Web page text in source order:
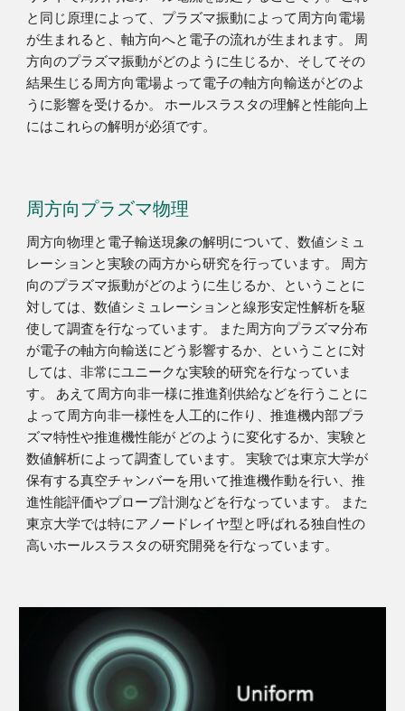
と同じ原理によって、プラズマ振動によって周方向電場
が生まれると、軸方向へと電子の流れが生まれます。 周
方向のプラズマ振動がどのように生じるか、そしてその
結果生じる周方向電場よって電子の軸方向輸送がどのよ
うに影響を受けるか。 ホールスラスタの理解と性能向上
にはこれらの解明が必須です。
周方向プラズマ物理
周方向物理と電子輸送現象の解明について、数値シミュ
レーションと実験の両方から研究を行っています。 周方
向のプラズマ振動がどのように生じるか、ということに
対しては、数値シミュレーションと線形安定性解析を駆
使して調査を行なっています。 また周方向プラズマ分布
が電子の軸方向輸送にどう影響するか、ということに対
しては、非常にユニークな実験的研究を行なっていま
す。 あえて周方向非一様に推進剤供給などを行うことに
よって周方向非一様性を人工的に作り、推進機内部プラ
ズマ特性や推進機性能が どのように変化するか、実験と
数値解析によって調査しています。 実験では東京大学が
保有する真空チャンバーを用いて推進機作動を行い、推
進性能評価やプローブ計測などを行なっています。 また
東京大学では特にアノードレイヤ型と呼ばれる独自性の
高いホールスラスタの研究開発を行なっています。